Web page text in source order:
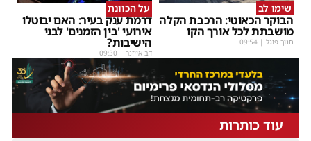
שימו לב
הבוקר הכאוטי: הרכבת הקלה
מושבתת לכל אורך הקו
חנוך פוגל |
09:54
על הכוונת
דרמת ענק בעיר: האם יבוטלו
אירועי 'בין הזמנים' לבני
הישיבות?
דב אייזנר |
09:30
עוד כותרות